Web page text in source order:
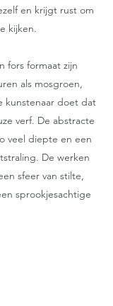
en krijgt rust om
kijken.
fors formaat zijn
als mosgroen,
kunstenaar doet dat
verf. De abstracte
veel diepte en een
De werken
sfeer van stilte,
sprookjesachtige